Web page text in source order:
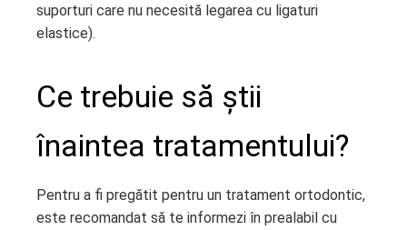
suporturi care nu necesită legarea cu ligaturi
elastice).
Ce trebuie să știi
înaintea tratamentului?
Pentru a fi pregătit pentru un tratament ortodontic,
este recomandat să te informezi în prealabil cu